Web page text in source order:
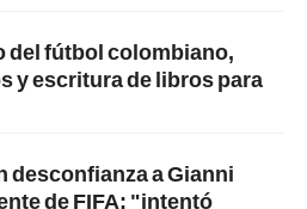
del fútbol colombiano,
y escritura de libros para
desconfianza a Gianni
de FIFA; "intentó